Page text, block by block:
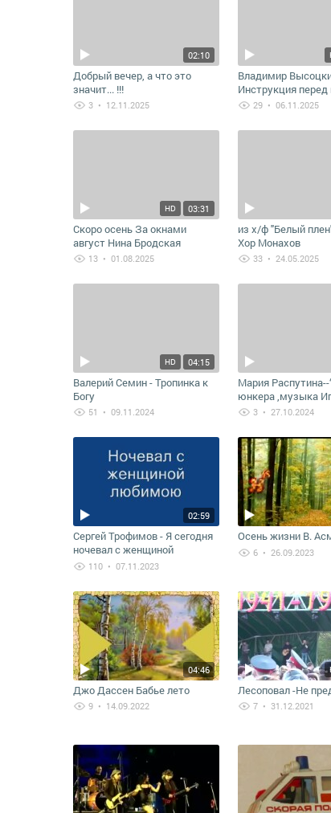
02:10
Добрый вечер, а что это
значит... !!!
3 • 12.11.2025
Владимир
Инструкция перед
за рубеж, или
ковку/
29 • 06.11.2025
03:31
HD
Скоро осень За окнами
август Нина Бродская
13 • 01.08.2025
из х/ф "Белый
Хор Монахов
33 • 24.05.2025
04:15
HD
Валерий Семин - Тропинка к
Богу
51 • 09.11.2024
Мария
юнкера ,музыка
Матета,слова
3 • 27.10.2024
02:59
Сергей Трофимов - Я сегодня
ночевал с женщиной
любимою
110 • 07.11.2023
Осень жизни В.
6 • 26.09.2023
04:46
Джо Дассен Бабье лето
9 • 14.09.2022
Лесоповал -Не
7 • 31.12.2021